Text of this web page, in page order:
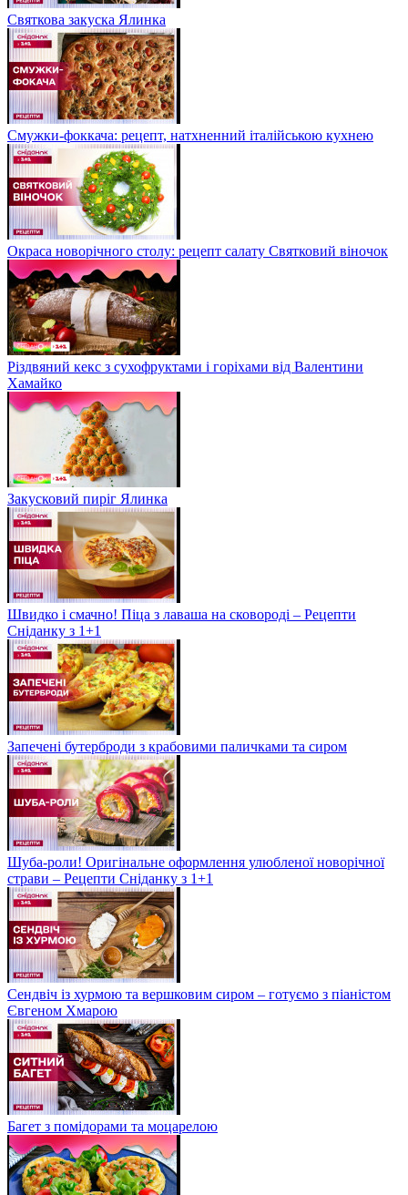
Святкова закуска Ялинка
Смужки-фоккача: рецепт, натхненний італійською кухнею
Окраса новорічного столу: рецепт салату Святковий віночок
Різдвяний кекс з сухофруктами і горіхами від Валентини
Хамайко
Закусковий пиріг Ялинка
Швидко і смачно! Піца з лаваша на сковороді – Рецепти
Сніданку з 1+1
Запечені бутерброди з крабовими паличками та сиром
Шуба-роли! Оригінальне оформлення улюбленої новорічної
страви – Рецепти Сніданку з 1+1
Сендвіч із хурмою та вершковим сиром – готуємо з піаністом
Євгеном Хмарою
Багет з помідорами та моцарелою